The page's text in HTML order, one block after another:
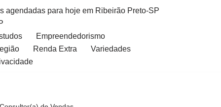
agendadas para hoje em Ribeirão Preto-SP
Empreendedorismo
Renda Extra
Variedades